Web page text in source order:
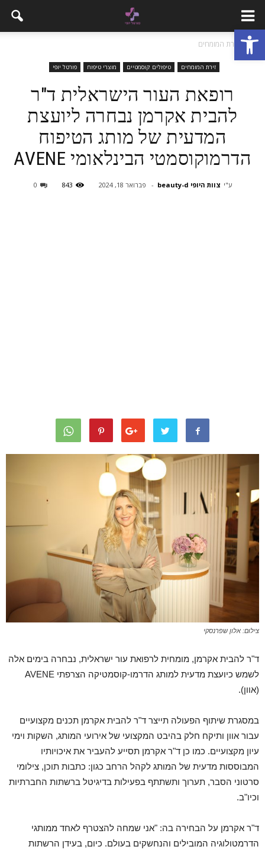
פתח סרגל נגישות
בית זירת המומחים
זירת המומחים טיפולים קוסמטיים מוצרי טיפוח פורטל יופי
רופאת העור הישראלית ד"ר
להבית אקרמן נבחרה ליועצת
המדעית של מותג הטיפוח
הדרמוקוסמטי הבינלאומי AVENE
ע"י צוות היופי beauty-d - פברואר 18, 2024 843
0
צילום: אלון שפרנסקי
ד"ר להבית אקרמן, מומחית לרפואת עור ישראלית, נבחרה בימים אלה
לשמש כיועצת מדעית למותג הדרמו-קוסמטיקה הצרפתי AVENE
(אוון).
במסגרת שיתוף הפעולה תייצר ד"ר להבית אקרמן תכנים מקצועיים
עבור אוון ותיקח חלק בהיבט המקצועי של אירועי המותג, השקות וימי
עיון מקצועיים. כמו כן ד"ר אקרמן תסייע להעביר את איכויותיו
המבוססות מדעית של המותג לקהל הרחב כגון: כתבות תוכן, צילומי
סרטוני הסבר, תערוך ותשתתף בפעילות בדיגיטל ברשתות החברתיות
וכיו"ב.
ד"ר אקרמן על הבחירה בה: "אני שמחה להצטרף לאחד ממותגי
הדרמטולוגיה המובילים והנחשקים בעולם. כיום, בעידן הרשתות